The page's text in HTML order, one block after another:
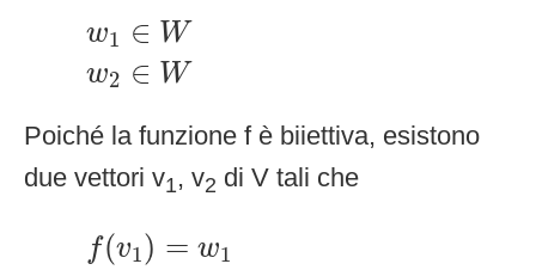
w1 ∈ W
w2 ∈ W
w
Poiché la funzione f è biiettiva, esistono
due vettori v1, v2 di V tali che
f(v1) = w1
1)=